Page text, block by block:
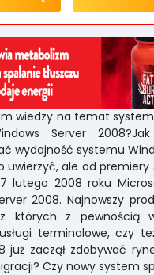
wiedzy na temat
Server
wydajność systemu
uwierzyć, ale od premiery
lutego 2008 roku
2008. Najnowszy
których z pewnością
terminalowe, czy
już zaczął zdobywać
Czy nowy system